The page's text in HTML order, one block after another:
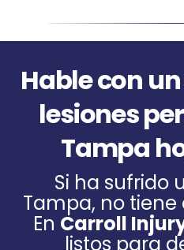
Hable con
lesiones
Tampa
Si ha sufrido
Tampa, no
En Carroll
listos para